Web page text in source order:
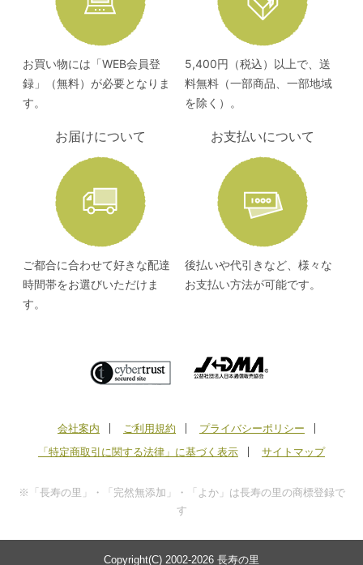
お買い物には「WEB会員登
録」（無料）が必要となりま
す。
5,400円（税込）以上で、送
料無料（一部商品、一部地域
を除く）。
お届けについて
ご都合に合わせて好きな配達
時間帯をお選びいただけま
す。
お支払いについて
後払いや代引きなど、様々な
お支払い方法が可能です。
会社案内 ご利用規約
プライバシーポリシー
「特定商取引に関する法律」に基づく表示
サイトマップ
※「長寿の里」・「完然無添加」・「よか」は長寿の里の商標登録で
す
Copyright(C) 2002-2026 長寿の里